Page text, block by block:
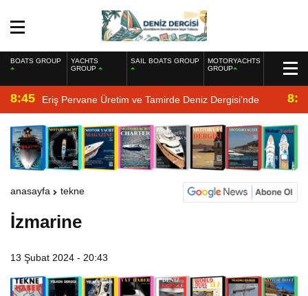
BOATS GROUP
YACHTS
GROUP
SAIL BOATS GROUP
MOTORYACHTS
GROUP
8:45 Eriş Pervane Üretim ve Tamirde Deniz Dergisi’nde
anasayfa tekne
İzmarine
13 Şubat 2024 - 20:43